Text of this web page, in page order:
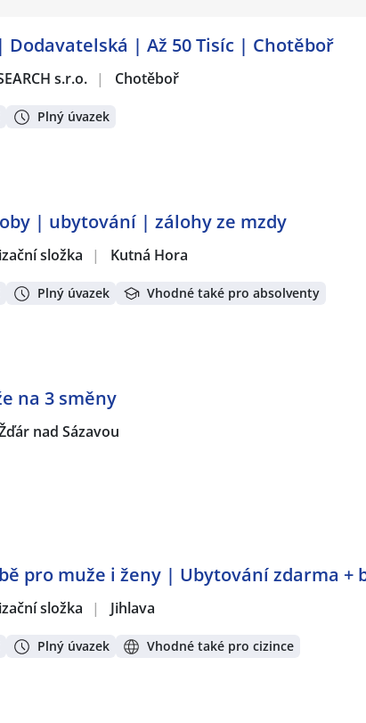
| Až 50 Tisíc | Chotěboř
s.r.o. | Chotěboř
Plný úvazek
| ubytování | zálohy ze mzdy
složka | Kutná Hora
Plný úvazek Vhodné také pro absolventy
na 3 směny
nad Sázavou
pro muže i ženy | Ubytování zdarma +
složka | Jihlava
Plný úvazek Vhodné také pro cizince